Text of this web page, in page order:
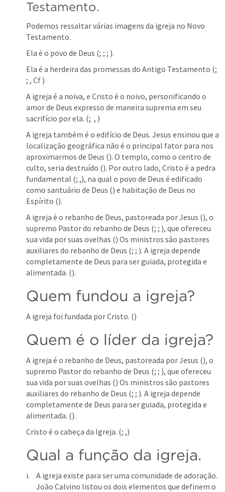
Testamento.
Podemos ressaltar várias imagens da igreja no Novo
Testamento.
Ela é o povo de Deus (; ; ; ).
Ela é a herdeira das promessas do Antigo Testamento (
; , Cf )
A igreja é a noiva, e Cristo é o noivo, personificando o
amor de Deus expresso de maneira suprema em seu
sacrifício por ela. (; , )
A igreja também é o edifício de Deus. Jesus ensinou que a
localização geográfica não é o principal fator para nos
aproximarmos de Deus (). O templo, como o centro de
culto, seria destruído (). Por outro lado, Cristo é a pedra
fundamental (; ,), na qual o povo de Deus é edificado
como santuário de Deus () e habitação de Deus no
Espírito ().
A igreja é o rebanho de Deus, pastoreada por Jesus (), o
supremo Pastor do rebanho de Deus (; ; ), que ofereceu
sua vida por suas ovelhas () Os ministros são pastores
auxiliares do rebanho de Deus (; ; ). A igreja depende
completamente de Deus para ser guiada, protegida e
alimentada. ().
Quem fundou a igreja?
A igreja foi fundada por Cristo. ()
Quem é o líder da igreja?
A igreja é o rebanho de Deus, pastoreada por Jesus (), o
supremo Pastor do rebanho de Deus (; ; ), que ofereceu
sua vida por suas ovelhas () Os ministros são pastores
auxiliares do rebanho de Deus (; ; ). A igreja depende
completamente de Deus para ser guiada, protegida e
alimentada. ().
Cristo é o cabeça da Igreja. (; ,)
Qual a função da igreja.
A igreja existe para ser uma comunidade de adoração.
João Calvino listou os dois elementos que definem o